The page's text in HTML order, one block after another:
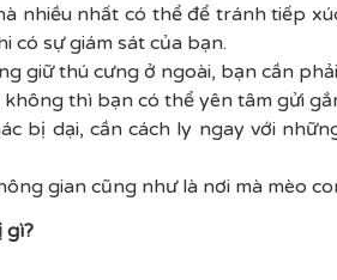
nhiều nhất có thể để tránh tiếp
có sự giám sát của bạn.
giữ thú cưng ở ngoài, bạn cần
thì bạn có thể yên tâm gửi
bị dại, cần cách ly ngay với
gian cũng như là nơi mà mèo
gì?